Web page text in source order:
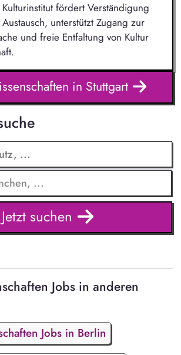
fördert Verständigung
unterstützt Zugang zur
und freie Entfaltung von Kultur
in Stuttgart
Jetzt suchen
Jobs in anderen
Jobs in Berlin